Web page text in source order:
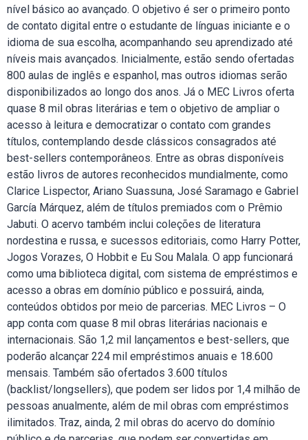
nível básico ao avançado. O objetivo é ser o primeiro ponto
de contato digital entre o estudante de línguas iniciante e o
idioma de sua escolha, acompanhando seu aprendizado até
níveis mais avançados. Inicialmente, estão sendo ofertadas
800 aulas de inglês e espanhol, mas outros idiomas serão
disponibilizados ao longo dos anos. Já o MEC Livros oferta
quase 8 mil obras literárias e tem o objetivo de ampliar o
acesso à leitura e democratizar o contato com grandes
títulos, contemplando desde clássicos consagrados até
best-sellers contemporâneos. Entre as obras disponíveis
estão livros de autores reconhecidos mundialmente, como
Clarice Lispector, Ariano Suassuna, José Saramago e Gabriel
García Márquez, além de títulos premiados com o Prêmio
Jabuti. O acervo também inclui coleções de literatura
nordestina e russa, e sucessos editoriais, como Harry Potter,
Jogos Vorazes, O Hobbit e Eu Sou Malala. O app funcionará
como uma biblioteca digital, com sistema de empréstimos e
acesso a obras em domínio público e possuirá, ainda,
conteúdos obtidos por meio de parcerias. MEC Livros – O
app conta com quase 8 mil obras literárias nacionais e
internacionais. São 1,2 mil lançamentos e best-sellers, que
poderão alcançar 224 mil empréstimos anuais e 18.600
mensais. Também são ofertados 3.600 títulos
(backlist/longsellers), que podem ser lidos por 1,4 milhão de
pessoas anualmente, além de mil obras com empréstimos
ilimitados. Traz, ainda, 2 mil obras do acervo do domínio